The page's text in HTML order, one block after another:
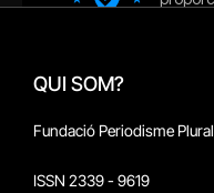
QUI SOM?
Fundació Periodisme Plural
ISSN 2339 - 9619